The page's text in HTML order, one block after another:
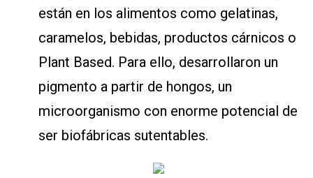
están en los alimentos como gelatinas,
caramelos, bebidas, productos cárnicos o
Plant Based. Para ello, desarrollaron un
pigmento a partir de hongos, un
microorganismo con enorme potencial de
ser biofábricas sutentables.